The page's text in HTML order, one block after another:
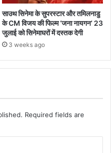
साउथ सिनेमा के सुपरस्टार और तमिलनाडु
के CM विजय की फिल्म ‘जना नायगन’ 23
जुलाई को सिनेमाघरों में दस्तक देगी
3 weeks ago
Required fields are